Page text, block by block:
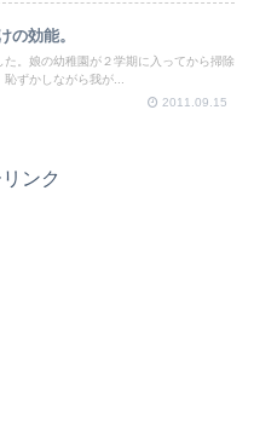
の効能。
。娘の幼稚園が２学期に入ってから掃除
ずかしながら我が...
2011.09.15
ンク